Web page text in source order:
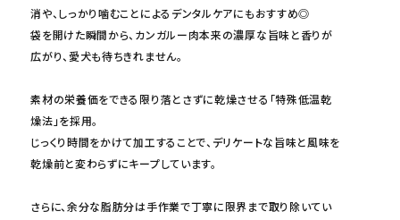
消や、しっかり噛むことによるデンタルケアにもおすすめ◎
袋を開けた瞬間から、カンガルー肉本来の濃厚な旨味と香りが
広がり、愛犬も待ちきれません。
素材の栄養価をできる限り落とさずに乾燥させる「特殊低温乾
燥法」を採用。
じっくり時間をかけて加工することで、デリケートな旨味と風味を
乾燥前と変わらずにキープしています。
さらに、余分な脂肪分は手作業で丁寧に限界まで取り除いてい